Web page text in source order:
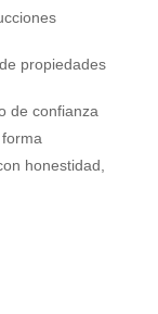
propiedades
de confianza
honestidad,